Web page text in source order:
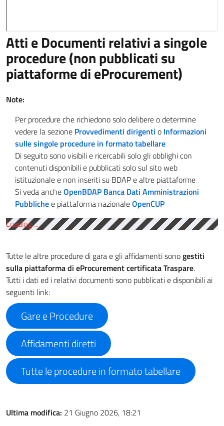
Atti e Documenti relativi a singole
procedure (non pubblicati su
piattaforme di eProcurement)
Note:
Per procedure che richiedono solo delibere o determine
vedere la sezione Provvedimenti dirigenti o Informazioni
sulle singole procedure in formato tabellare
Di seguito sono visibili e ricercabili solo gli obblighi con
contenuti disponibili e pubblicati solo sul sito web
istituzionale e non inseriti su BDAP e altre piattaforme
Si veda ancheOpenBDAP Banca Dati Amministrazioni
Pubblichee piattaforma nazionaleOpenCUP
Loading ...
Tutte le altre procedure di gara e gli affidamenti sonogestiti
sulla piattaforma di eProcurement certificata Traspare.
Tutti i dati ed i relativi documenti sono pubblicati e disponibili ai
seguenti link:
Gare e Procedure
Affidamenti diretti
Tutte le procedure in formato tabellare
Ultima modifica: 21 Giugno 2026, 18:21